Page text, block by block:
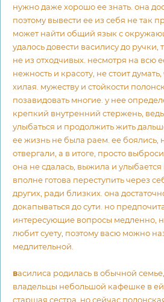
нужно даже хорошо ее знать. она
поэтому вывести ее из себя не так
может найти общий язык с
удалось довести василису до ручки,
не из отходчивых. несмотря на всю
нежность и красоту, не стоит
хилая. мужеству и стойкости
позавидовать многие. у нее
крепкий внутренний стержень,
улыбаться и продолжить жить
ее жизнь не была раем. ее боялись,
отвергали, а в итоге, просто
она не сдалась, выжила и улыбается
вполне готова переступить через
других, ради близких. она
докапываться до сути. но
интересующие вопросы медленно,
любит суету, поэтому васю можно
медлительной.
василиса родилась в обычной
владельцы небольшой кафешке в
старшая сестра. но сейчас